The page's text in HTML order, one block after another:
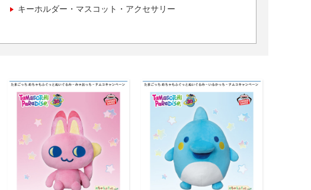
キーホルダー・マスコット・アクセサリー